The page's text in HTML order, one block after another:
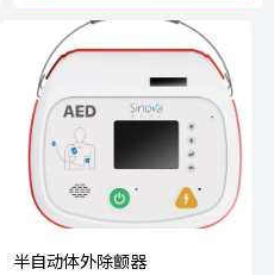
半自动体外除颤器